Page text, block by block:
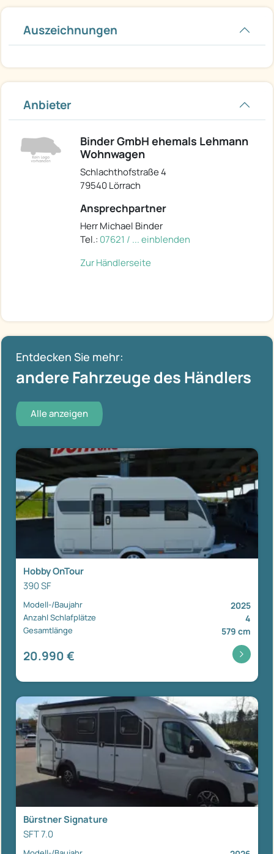
Auszeichnungen
Anbieter
Binder GmbH ehemals Lehmann
Wohnwagen
Schlachthofstraße 4
79540 Lörrach
Ansprechpartner
Herr Michael Binder
Tel.: 07621 / ... einblenden
Zur Händlerseite
Entdecken Sie mehr:
andere Fahrzeuge des Händlers
Alle anzeigen
Hobby OnTour
390 SF
Modell-/Baujahr 2025
Anzahl Schlafplätze 4
Gesamtlänge 579 cm
20.990 €
Bürstner Signature
SFT 7.0